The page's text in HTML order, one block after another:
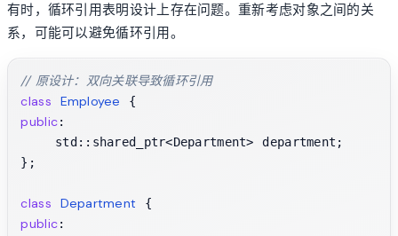
有时，循环引用表明设计上存在问题。重新考虑对象之间的关
系，可能可以避免循环引用。
// 原设计：双向关联导致循环引用
class
Employee
public:
    std::shared_ptr<Department> department;
};
class Department
public: